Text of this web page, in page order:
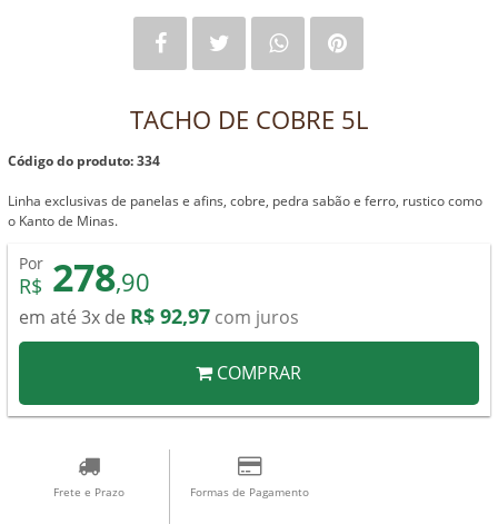
TACHO DE COBRE 5L
Código do produto: 334
Linha exclusivas de panelas e afins, cobre, pedra sabão e ferro, rustico como
o Kanto de Minas.
Por
R$ 278,90
em até 3x de R$ 92,97 com juros
COMPRAR
Frete e Prazo Formas de Pagamento